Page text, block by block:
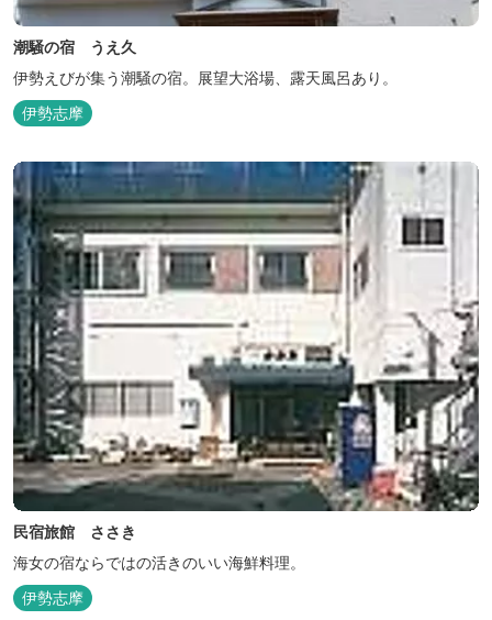
潮騒の宿 うえ久
伊勢えびが集う潮騒の宿。展望大浴場、露天風呂あり。
伊勢志摩
民宿旅館 ささき
海女の宿ならではの活きのいい海鮮料理。
伊勢志摩